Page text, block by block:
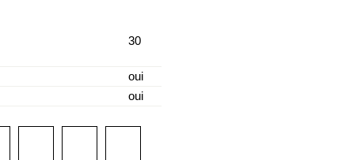
30
oui
oui